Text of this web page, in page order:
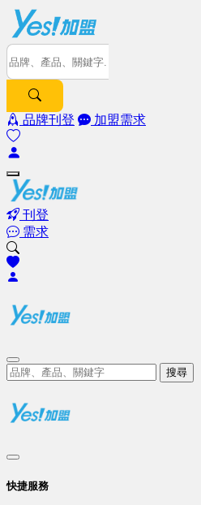
品牌刊登 加盟需求
刊登
需求
搜尋
快捷服務